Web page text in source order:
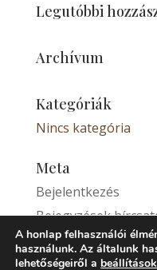
Legutóbbi
Archívum
Kategóriák
Nincs kategória
Meta
Bejelentkezés
Bejegyzések
Hozzászólások
WordPress
A honlap felhasználói
használunk. Az általunk
lehetőségeiről a beállítások